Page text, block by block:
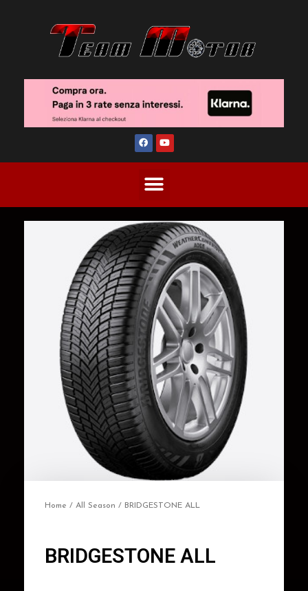
Home / All Season / BRIDGESTONE ALL
BRIDGESTONE ALL